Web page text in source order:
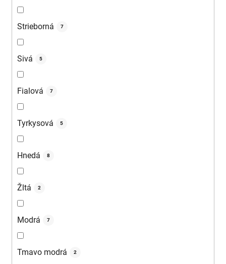
Strieborná 7
Sivá 5
Fialová 7
Tyrkysová 5
Hnedá 8
Žltá 2
Modrá 7
Tmavo modrá 2